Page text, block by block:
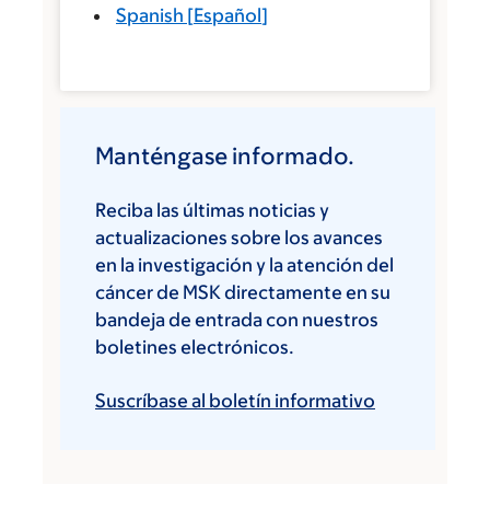
Spanish [Español]
Manténgase informado.
Reciba las últimas noticias y
actualizaciones sobre los avances
en la investigación y la atención del
cáncer de MSK directamente en su
bandeja de entrada con nuestros
boletines electrónicos.
Suscríbase al boletín informativo